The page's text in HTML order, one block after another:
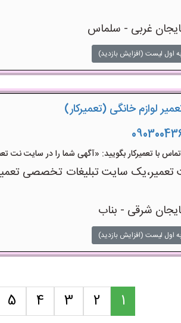
غربی - سلماس
اول لیست (افزایش بازدید)
لوازم خانگی (تعمیرکار)
با تعمیرکار بگویید: «آگهی شما را در سایت نت تعمیر دیده ام و
سایت تبلیغات تخصصی
شرقی - بناب
اول لیست (افزایش بازدید)
1
2
3
4
5